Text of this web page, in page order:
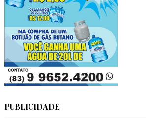
PUBLICIDADE